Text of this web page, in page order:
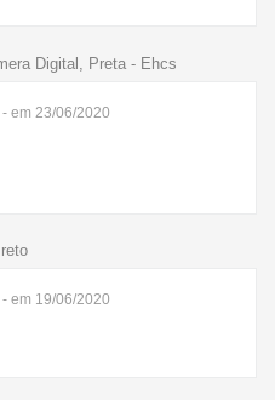
Digital, Preta - Ehcs
- em 23/06/2020
- em 19/06/2020